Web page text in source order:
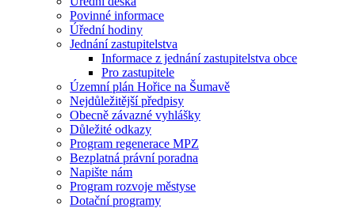
Povinné informace
Úřední hodiny
Jednání zastupitelstva
Informace z jednání zastupitelstva obce
Pro zastupitele
Územní plán Hořice na Šumavě
Nejdůležitější předpisy
Obecně závazné vyhlášky
Důležité odkazy
Program regenerace MPZ
Bezplatná právní poradna
Napište nám
Program rozvoje městyse
Dotační programy